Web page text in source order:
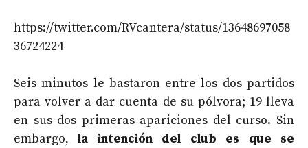
https://twitter.com/RVcantera/status/13648697058
36724224
Seis minutos le bastaron entre los dos partidos
para volver a dar cuenta de su pólvora; 19 lleva
en sus dos primeras apariciones del curso. Sin
embargo,la intención del club es que se